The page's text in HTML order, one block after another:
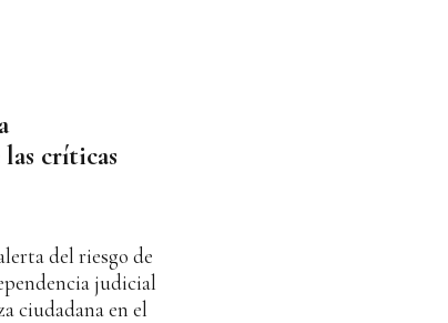
críticas
del riesgo de
judicial
ciudadana en el